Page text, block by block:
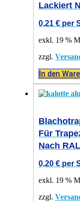
Lackiert
0,21 € per
exkl. 19 %
zzgl.
In den
Für
Nach
0,20 € per
exkl. 19 %
zzgl.